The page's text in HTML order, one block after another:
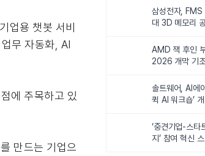
업용 챗봇 서비
무 자동화, AI
에 주목하고 있
만드는 기업으
삼성전자,
대 3D 메모리
AMD 잭 후인
2026 개막 기
솔트웨어, AI에
퀵 AI 워크숍’
‘중견기업-스타
지’ 참여 혁신